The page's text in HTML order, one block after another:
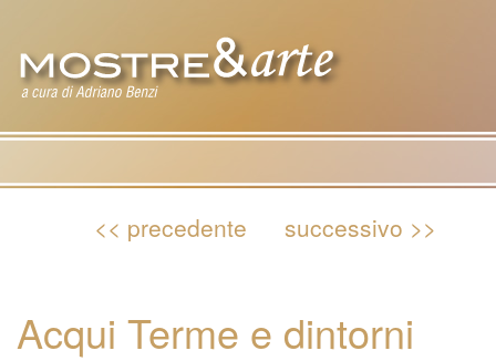
<< precedente successivo >>
Acqui Terme e dintorni